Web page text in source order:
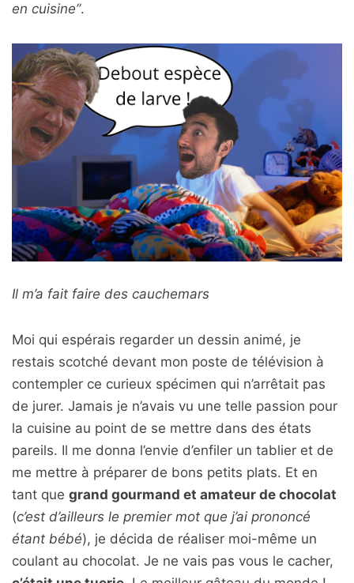
en cuisine”.
Il m’a fait faire des cauchemars
Moi qui espérais regarder un dessin animé, je
restais scotché devant mon poste de télévision à
contempler ce curieux spécimen qui n’arrêtait pas
de jurer. Jamais je n’avais vu une telle passion pour
la cuisine au point de se mettre dans des états
pareils. Il me donna l’envie d’enfiler un tablier et de
me mettre à préparer de bons petits plats. Et en
tant que grand gourmand et amateur de chocolat
(c’est d’ailleurs le premier mot que j’ai prononcé
étant bébé), je décida de réaliser moi-même un
coulant au chocolat. Je ne vais pas vous le cacher,